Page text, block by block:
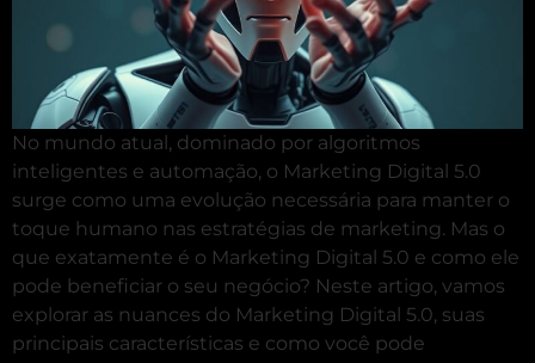
No mundo atual, dominado por algoritmos
inteligentes e automação, o Marketing Digital 5.0
surge como uma evolução necessária para manter o
toque humano nas estratégias de marketing. Mas o
que exatamente é o Marketing Digital 5.0 e como ele
pode beneficiar o seu negócio? Neste artigo, vamos
explorar as nuances do Marketing Digital 5.0, suas
principais características e como você pode